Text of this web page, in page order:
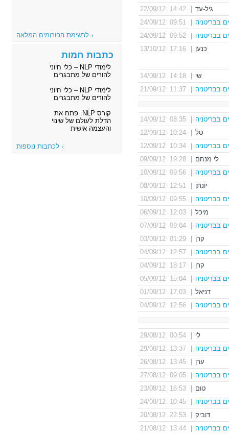
גיל-עד
14:42 22/09/12
בבריטניה
09:51 24/09/12
בבריטניה
09:52 24/09/12
כנען
17:16 13/10/12
שי
14:18 14/09/12
בבריטניה
11:37 21/09/12
בבריטניה
08:35 14/09/12
טל
10:24 12/09/12
בבריטניה
10:34 12/09/12
לי מנחם
19:28 09/09/12
בבריטניה
09:56 10/09/12
יונתן
12:51 08/09/12
בבריטניה
09:55 10/09/12
מיכל
12:03 06/09/12
בבריטניה
09:04 07/09/12
קרן
01:29 03/09/12
בבריטניה
12:57 04/09/12
קרן
18:17 04/09/12
בבריטניה
15:04 05/09/12
דניאל
17:03 01/09/12
בבריטניה
12:56 04/09/12
לי
00:54 29/08/12
בבריטניה
13:37 29/08/12
ערן
13:45 26/08/12
בבריטניה
09:05 27/08/12
טום
16:53 23/08/12
בבריטניה
10:45 24/08/12
דוביק
22:53 20/08/12
בבריטניה
13:44 21/08/12
לרשימת הפורומים המלאה
כתבות חמות
לימודי NLP – כלי חיוני
להורים של מתבגרים
לימודי NLP – כלי חיוני
להורים של מתבגרים
קורס NLP: פתח את
הדלת לעולם של שינוי
והעצמה אישית
לכתבות נוספות